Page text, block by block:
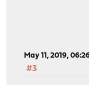
May 11, 2019,
#3